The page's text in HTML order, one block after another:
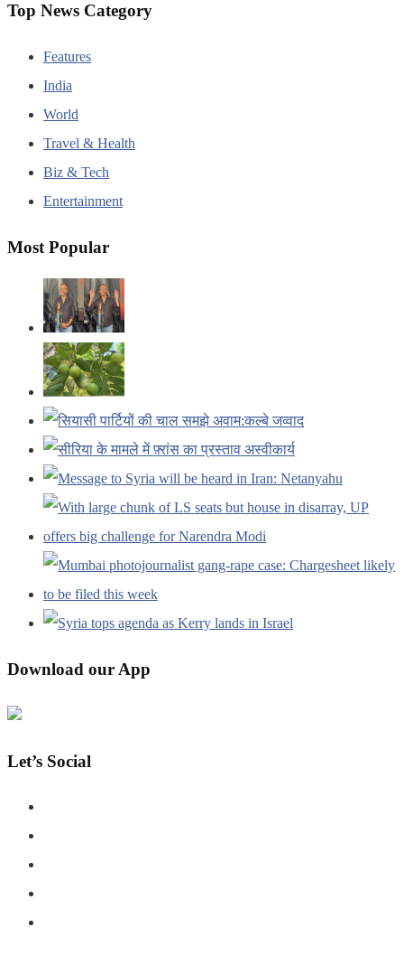
Top News Category
Features
India
World
Travel & Health
Biz & Tech
Entertainment
Most Popular
Download our App
Let’s Social